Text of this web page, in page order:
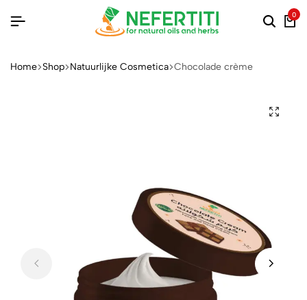
0
Home Shop Natuurlijke Cosmetica Chocolade crème